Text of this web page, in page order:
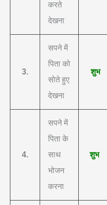
करते
देखना
3.
सपने में
पिता को
सोते हुए
देखना
शुभ
4.
सपने में
पिता के
साथ
भोजन
करना
शुभ